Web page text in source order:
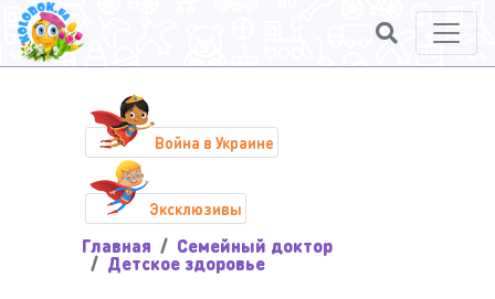
Война в Украине
Эксклюзивы
Главная Семейный доктор
Детское здоровье